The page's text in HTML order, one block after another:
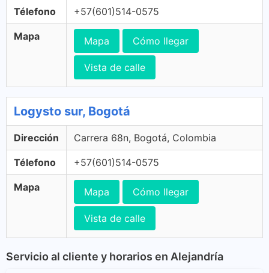
Télefono +57(601)514-0575
Mapa Mapa Cómo llegar
Vista de calle
Logysto sur, Bogotá
Dirección Carrera 68n, Bogotá, Colombia
Télefono +57(601)514-0575
Mapa Mapa Cómo llegar
Vista de calle
Servicio al cliente y horarios en Alejandría